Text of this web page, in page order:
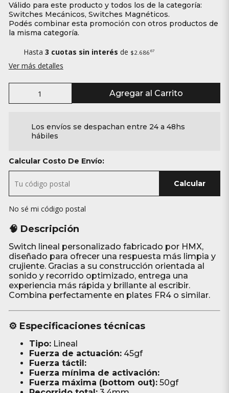
Válido para este producto y todos los de la categoría:
Switches Mecánicos, Switches Magnéticos.
Podés combinar esta promoción con otros productos de
la misma categoría.
Hasta 3 cuotas sin interés de $2.686 67
Ver más detalles
Agregar al Carrito
Los envíos se despachan entre 24 a 48hs
hábiles
Calcular Costo De Envío:
Calcular
No sé mi código postal
🧠 Descripción
Switch lineal personalizado fabricado por HMX,
diseñado para ofrecer una respuesta más limpia y
crujiente. Gracias a su construcción orientada al
sonido y recorrido optimizado, entrega una
experiencia más rápida y brillante al escribir.
Combina perfectamente en plates FR4 o similar.
⚙️ Especificaciones técnicas
Tipo:Lineal
Fuerza de actuación:45gf
Fuerza táctil:
Fuerza mínima de activación:
Fuerza máxima (bottom out):50gf